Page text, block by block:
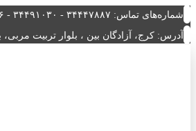
شماره‌های تماس: ۳۴۴۴۷۸۸۷ - ۳۴۴۹۱۰۳۰ - ۳۲۵۴۸۶۷۶
آدرس: کرج، آزادگان بین ، بلوار تربیت